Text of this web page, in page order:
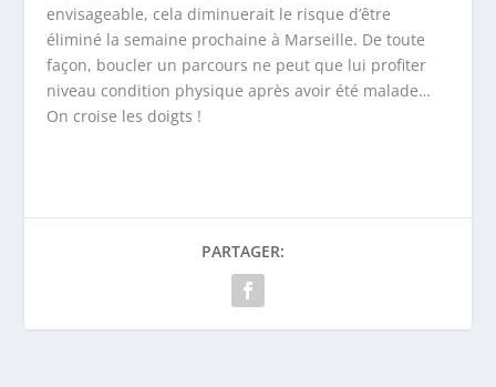
envisageable, cela diminuerait le risque d’être
éliminé la semaine prochaine à Marseille. De toute
façon, boucler un parcours ne peut que lui profiter
niveau condition physique après avoir été malade…
On croise les doigts !
PARTAGER: